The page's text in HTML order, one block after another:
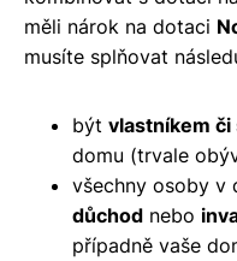
měli nárok na dotaci
musíte splňovat
být vlastníkem
domu (trvale
všechny osoby v
důchod nebo
případně vaše